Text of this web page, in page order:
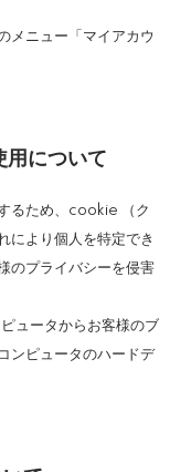
メニュー「マイアカウ
について
るため、cookie （ク
により個人を特定でき
のプライバシーを侵害
ュータからお客様のブ
ンピュータのハードデ